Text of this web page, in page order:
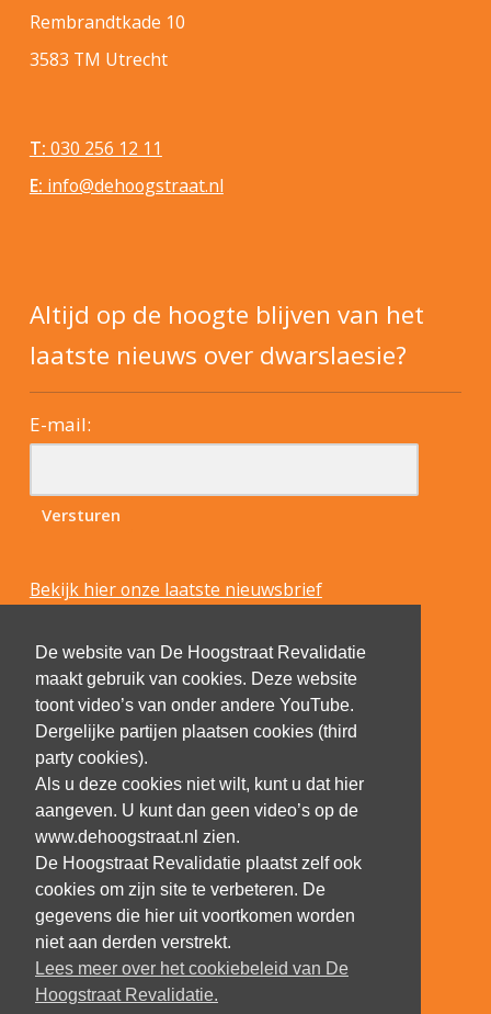
De website van De Hoogstraat Revalidatie
maakt gebruik van cookies. Deze website
toont video’s van onder andere YouTube.
Dergelijke partijen plaatsen cookies (third
party cookies).
Als u deze cookies niet wilt, kunt u dat hier
aangeven. U kunt dan geen video’s op de
www.dehoogstraat.nl zien.
De Hoogstraat Revalidatie plaatst zelf ook
cookies om zijn site te verbeteren. De
gegevens die hier uit voortkomen worden
niet aan derden verstrekt.
Lees meer over het cookiebeleid van De
Hoogstraat Revalidatie.
Rembrandtkade 10
3583 TM Utrecht
T: 030 256 12 11
E: info@dehoogstraat.nl
Altijd op de hoogte blijven van het
laatste nieuws over dwarslaesie?
E-mail:
Bekijk hier onze laatste nieuwsbrief